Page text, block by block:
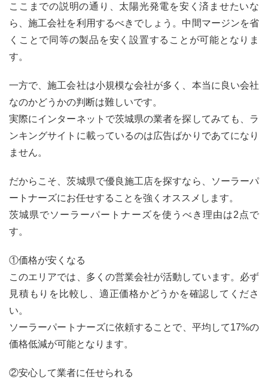
ここまでの説明の通り、太陽光発電を安く済ませたいな
ら、施工会社を利用するべきでしょう。中間マージンを省
くことで同等の製品を安く設置することが可能となりま
す。
一方で、施工会社は小規模な会社が多く、本当に良い会社
なのかどうかの判断は難しいです。
実際にインターネットで茨城県の業者を探してみても、ラ
ンキングサイトに載っているのは広告ばかりであてになり
ません。
だからこそ、茨城県で優良施工店を探すなら、ソーラーパ
ートナーズにお任せすることを強くオススメします。
茨城県でソーラーパートナーズを使うべき理由は2点で
す。
①価格が安くなる
このエリアでは、多くの営業会社が活動しています。必ず
見積もりを比較し、適正価格かどうかを確認してくださ
い。
ソーラーパートナーズに依頼することで、平均して17%の
価格低減が可能となります。
②安心して業者に任せられる